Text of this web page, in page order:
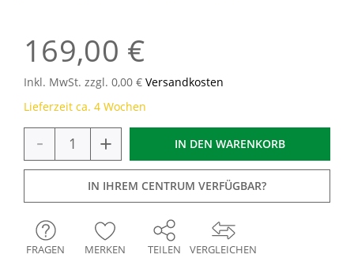
169,00 €
Inkl. MwSt. zzgl. 0,00 € Versandkosten
Lieferzeit ca. 4 Wochen
- + IN DEN WARENKORB
IN IHREM CENTRUM VERFÜGBAR?
VERGLEICHEN
FRAGEN MERKEN TEILEN